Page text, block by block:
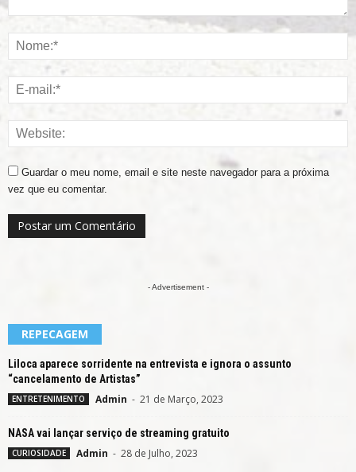
Guardar o meu nome, email e site neste navegador para a próxima
vez que eu comentar.
- Advertisement -
REPECAGEM
Liloca aparece sorridente na entrevista e ignora o assunto
“cancelamento de Artistas”
ENTRETENIMENTO Admin - 21 de Março, 2023
NASA vai lançar serviço de streaming gratuito
CURIOSIDADE Admin - 28 de Julho, 2023